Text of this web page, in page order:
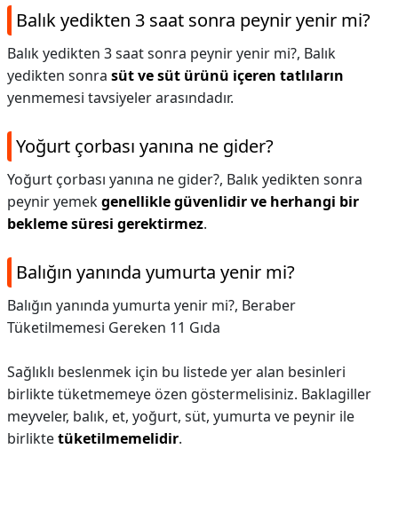
Balık yedikten 3 saat sonra peynir yenir mi?
Balık yedikten 3 saat sonra peynir yenir mi?, Balık
yedikten sonra süt ve süt ürünü içeren tatlıların
yenmemesi tavsiyeler arasındadır.
Yoğurt çorbası yanına ne gider?
Yoğurt çorbası yanına ne gider?, Balık yedikten sonra
peynir yemekgenellikle güvenlidir ve herhangi bir
bekleme süresi gerektirmez.
Balığın yanında yumurta yenir mi?
Balığın yanında yumurta yenir mi?, Beraber
Tüketilmemesi Gereken 11 Gıda
Sağlıklı beslenmek için bu listede yer alan besinleri
birlikte tüketmemeye özen göstermelisiniz. Baklagiller
meyveler, balık, et, yoğurt, süt, yumurta ve peynir ile
birliktetüketilmemelidir.